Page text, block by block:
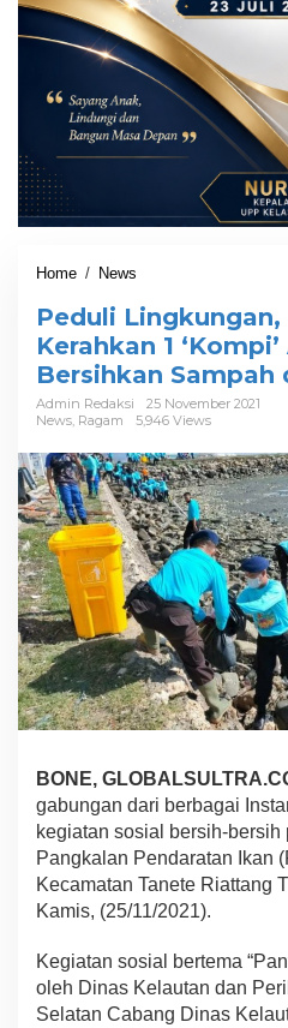
Home / News
d
u
l
i
i
g
k
u
n
g
a
n
,
D
a
n
y
o
C
e
r
a
h
k
a
1
'
K
Peduli Lingkungan,
Kerahkan 1
Bersihkan Sampah
Admin Redaksi
25 November 2021
News, Ragam 5,946 Views
BONE,
gabungan dari berbagai
kegiatan sosial bersih-bersih
Pangkalan Pendaratan Ikan
Kecamatan Tanete Riattang
Kamis, (25/11/2021).
Kegiatan sosial bertema
oleh Dinas Kelautan dan
Selatan Cabang Dinas